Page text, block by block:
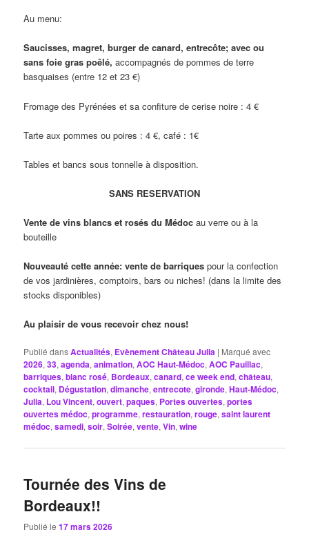
Au menu:
Saucisses, magret, burger de canard, entrecôte; avec ou
sans foie gras poêlé, accompagnés de pommes de terre
basquaises (entre 12 et 23 €)
Fromage des Pyrénées et sa confiture de cerise noire : 4 €
Tarte aux pommes ou poires : 4 €, café : 1€
Tables et bancs sous tonnelle à disposition.
SANS RESERVATION
Vente de vins blancs et rosés du Médocau verre ou à la
bouteille
Nouveauté cette année: vente de barriques pour la confection
de vos jardinières, comptoirs, bars ou niches! (dans la limite des
stocks disponibles)
Au plaisir de vous recevoir chez nous!
Publié dansActualités, Evènement Château Julia | Marqué avec
2026,33,agenda,animation,AOC Haut-Médoc,AOC Pauillac,
barriques,blanc rosé, Bordeaux,canard,ce week end,château,
cocktail, Dégustation,dimanche,entrecote,gironde,Haut-Médoc,
Julia, Lou Vincent,ouvert,paques, Portes ouvertes,portes
ouvertes médoc,programme,restauration,rouge,saint laurent
médoc,samedi,soir,Soirée,vente,Vin,wine
Tournée des Vins de
Bordeaux!!
Publié le17 mars 2026